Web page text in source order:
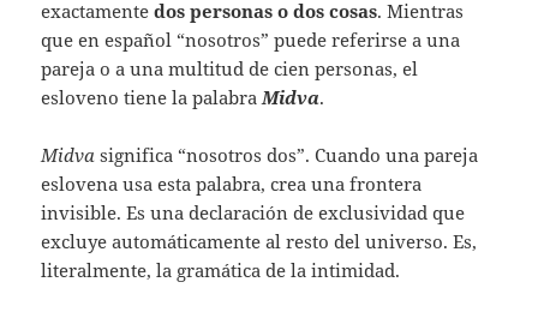
exactamentedos personas o dos cosas. Mientras
que en español “nosotros” puede referirse a una
pareja o a una multitud de cien personas, el
esloveno tiene la palabra Midva.
Midva significa “nosotros dos”. Cuando una pareja
eslovena usa esta palabra, crea una frontera
invisible. Es una declaración de exclusividad que
excluye automáticamente al resto del universo. Es,
literalmente, la gramática de la intimidad.